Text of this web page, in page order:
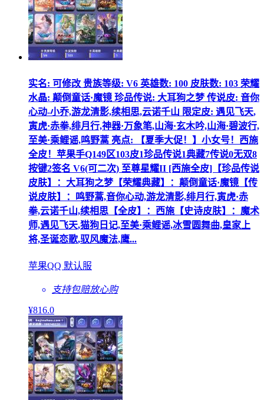
实名: 可修改 贵族等级: V6 英雄数: 100 皮肤数: 103 荣耀
水晶: 颠倒童话·魔镜 珍品传说: 大耳狗之梦 传说皮: 音你
心动-小乔,游龙清影,续相思,云诺千山 限定皮: 遇见飞天,
寅虎·赤拳,绯月行,神器·万象笔,山海·玄木吟,山海·碧波行,
至美·乘鲤谣,鸣野蒿 亮点: 【夏季大促！】小女号！西施
全皮！苹果手Q149区103皮1珍品传说1典藏7传说0无双8
按键2签名 V6(可二次) 至尊星耀II [西施全皮]【珍品传说
皮肤】：大耳狗之梦【荣耀典藏】：颠倒童话·魔镜【传
说皮肤】：鸣野蒿,音你心动,游龙清影,绯月行,寅虎·赤
拳,云诺千山,续相思【全皮】：西施【史诗皮肤】：魔术
师,遇见飞天,猫狗日记,至美·乘鲤谣,冰雪圆舞曲,皇家上
将,圣诞恋歌,驭风魔法,鹰...
苹果QQ 默认服
支持包赔放心购
¥816.0